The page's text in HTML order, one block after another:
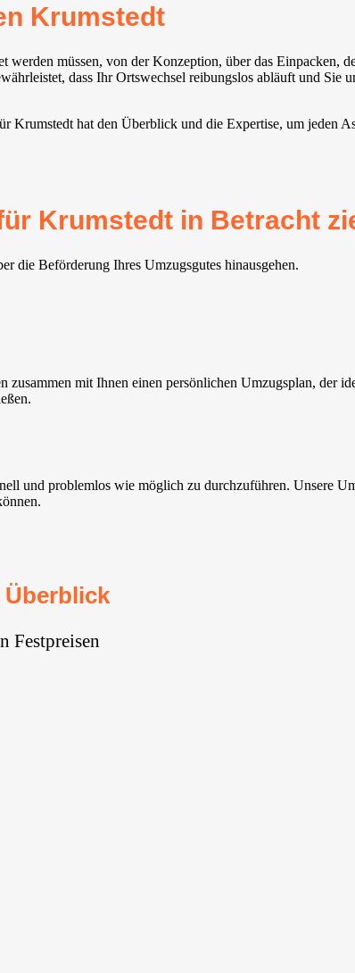
Krumstedt
müssen, von der Konzeption, über das Einpacken,
dass Ihr Ortswechsel reibungslos abläuft und Sie
Krumstedt hat den Überblick und die Expertise, um jeden
Krumstedt in Betracht
die Beförderung Ihres Umzugsgutes hinausgehen.
mit Ihnen einen persönlichen Umzugsplan, der
und problemlos wie möglich zu durchzuführen. Unsere
Festpreisen